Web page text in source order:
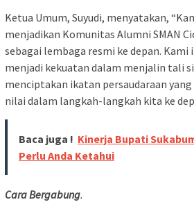
Ketua Umum, Suyudi, menyatakan,
menjadikan Komunitas Alumni SMAN
sebagai lembaga resmi ke depan.
menjadi kekuatan dalam menjalin tali
menciptakan ikatan persaudaraan
nilai dalam langkah-langkah kita ke
Baca juga ! Kinerja Bupati
Perlu Anda Ketahui
Cara Bergabung.